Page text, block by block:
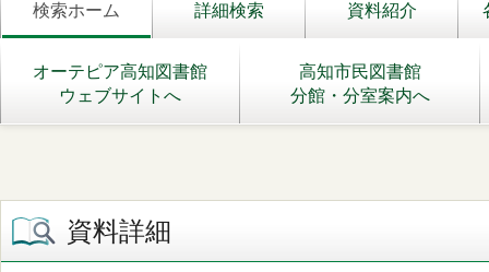
検索ホーム 詳細検索 資料紹介
オーテピア高知図書館
ウェブサイトへ
高知市民図書館
分館・分室案内へ
資料詳細